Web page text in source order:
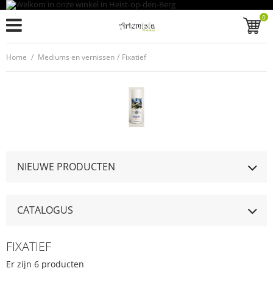
0
Home / Mediums en vernissen / Fixatief
NIEUWE PRODUCTEN
CATALOGUS
FIXATIEF
Er zijn 6 producten